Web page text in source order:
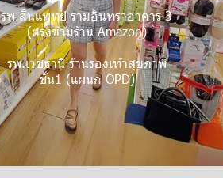
รพ.สินแพทย์ รามอินทราอาคาร 3
(ตรงข้ามร้าน Amazon)
รพ.เวชธานี ร้านรองเท้าสุขภาพ
ชั้น1 (แผนก OPD)